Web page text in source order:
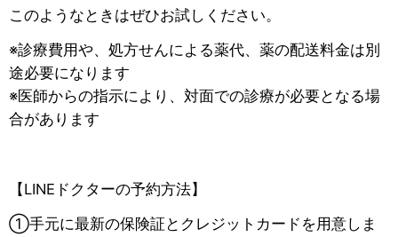
このようなときはぜひお試しください。
※診療費用や、処方せんによる薬代、薬の配送料金は別
途必要になります
※医師からの指示により、対面での診療が必要となる場
合があります
【LINEドクターの予約方法】
①手元に最新の保険証とクレジットカードを用意しま